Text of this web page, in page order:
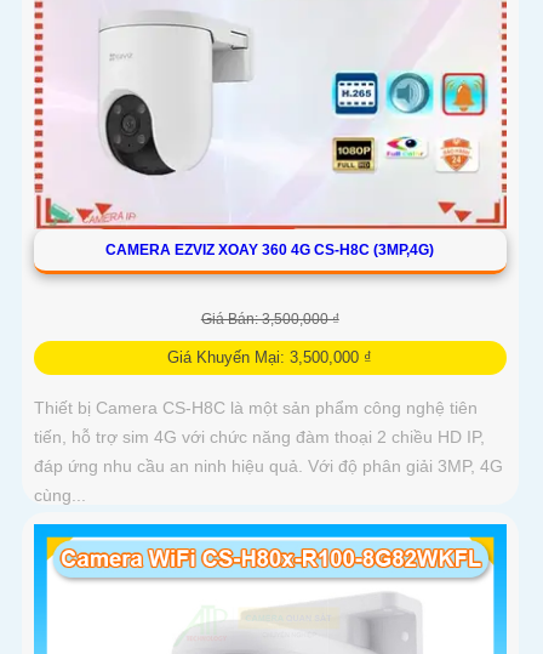
CAMERA EZVIZ XOAY 360 4G CS-H8C (3MP,4G)
Giá Bán: 3,500,000 ₫
Giá Khuyến Mại: 3,500,000 ₫
Thiết bị Camera CS-H8C là một sản phẩm công nghệ tiên
tiến, hỗ trợ sim 4G với chức năng đàm thoại 2 chiều HD IP,
đáp ứng nhu cầu an ninh hiệu quả. Với độ phân giải 3MP, 4G
cùng...